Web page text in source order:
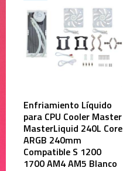
Enfriamiento Líquido
para CPU Cooler Master
MasterLiquid 240L Core
ARGB 240mm
Compatible S 1200
1700 AM4 AM5 Blanco